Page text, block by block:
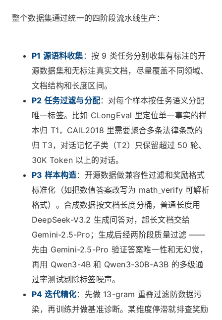
整个数据集通过统一的四阶段流水线生产：
P1 源语料收集 ：按 9 类任务分别收集有标注的开
源数据集和无标注真实文档，尽量覆盖不同领域、
文档结构和长度区间。
P2 任务过滤与分配：对每个样本按任务语义分配
唯一标签。比如 CLongEval 里定位单一事实的样
本归 T1，CAIL2018 里需要聚合多条法律条款的
归 T3，对话记忆子类（T2）只保留超过 50 轮、
30K Token 以上的对话。
P3 样本构造：开源数据做兼容性过滤和奖励格式
标准化（如把数值答案改写为 math_verify 可解析
格式）。合成数据按文档长度分桶，普通长度用
DeepSeek-V3.2 生成问答对，超长文档交给
Gemini-2.5-Pro；生成后经两阶段质量过滤 ——
先由 Gemini-2.5-Pro 验证答案唯一性和无幻觉，
再用 Qwen3-4B 和 Qwen3-30B-A3B 的多级通
过率测试剔除标签噪声。
P4 迭代精化：先做 13-gram 重叠过滤防数据污
染，再训练并做基准诊断。某维度停滞就排查奖励